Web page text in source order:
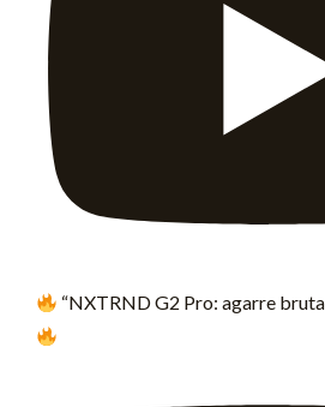
“NXTRND G2 Pro: agarre